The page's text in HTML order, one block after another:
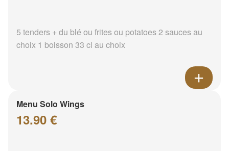
5 tenders + du blé ou frites ou potatoes 2 sauces au
choix 1 boisson 33 cl au choix
Menu Solo Wings
13.90 €